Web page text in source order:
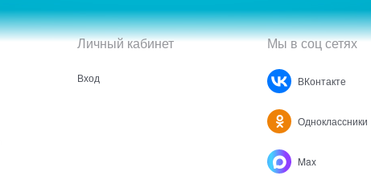
Личный кабинет
Вход
Мы в соц сетях
ВКонтакте
Одноклассники
Max